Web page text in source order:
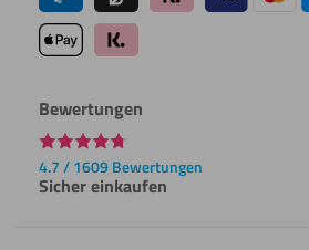
Bewertungen
4.7 / 1609 Bewertungen
Sicher einkaufen